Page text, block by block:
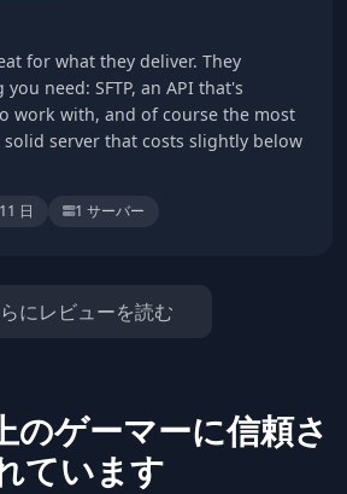
for what they deliver. They
need: SFTP, an API that's
work with, and of course the most
server that costs slightly below
11 日 1 サーバー
にレビューを読む
のゲーマーに信頼さ
ています